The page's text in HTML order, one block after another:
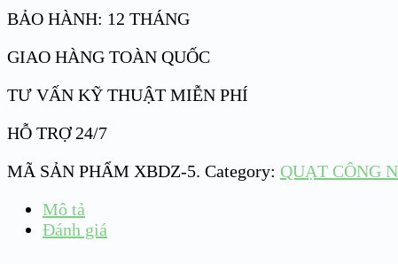
BẢO HÀNH: 12 THÁNG
GIAO HÀNG TOÀN QUỐC
TƯ VẤN KỸ THUẬT MIỄN PHÍ
HỖ TRỢ 24/7
MÃ SẢN PHẨM XBDZ-5. Category: QUẠT CÔNG
Mô tả
Đánh giá